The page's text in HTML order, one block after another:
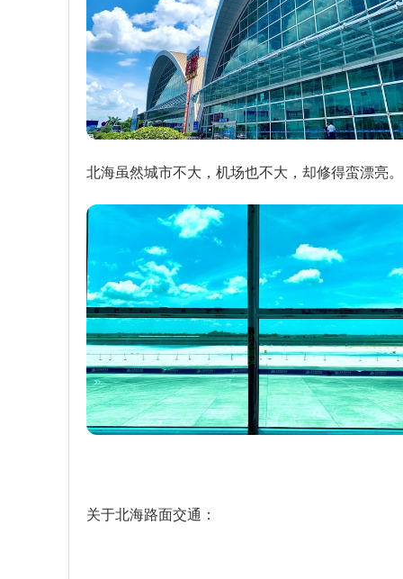
北海虽然城市不大，机场也不大，却修得蛮漂亮。
关于北海路面交通：